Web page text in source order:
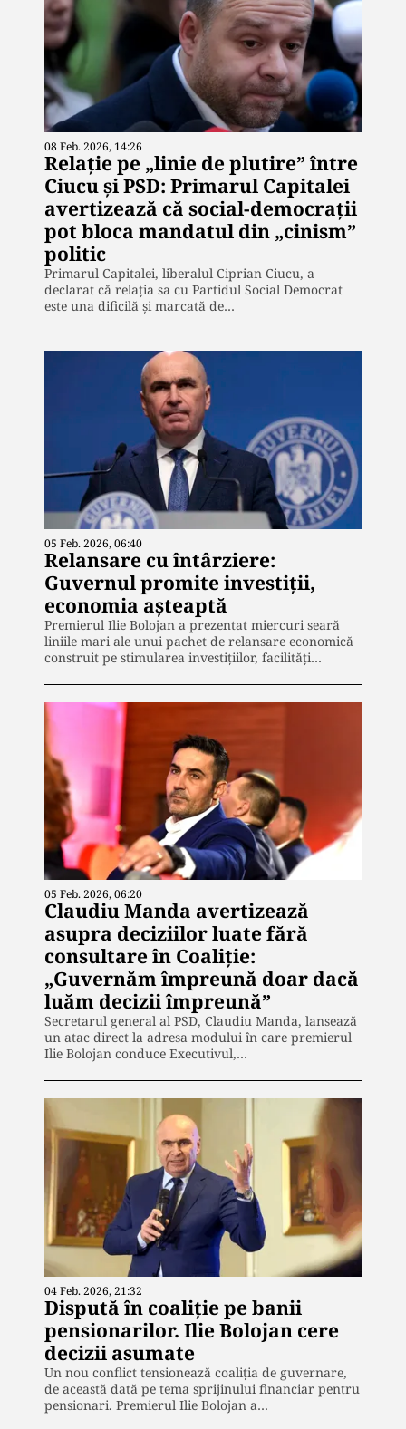
08 Feb. 2026, 14:26
Relație pe „linie de plutire” între
Ciucu și PSD: Primarul Capitalei
avertizează că social-democrații
pot bloca mandatul din „cinism”
politic
Primarul Capitalei, liberalul Ciprian Ciucu, a
declarat că relația sa cu Partidul Social Democrat
este una dificilă și marcată de…
05 Feb. 2026, 06:40
Relansare cu întârziere:
Guvernul promite investiții,
economia așteaptă
Premierul Ilie Bolojan a prezentat miercuri seară
liniile mari ale unui pachet de relansare economică
construit pe stimularea investițiilor, facilități…
05 Feb. 2026, 06:20
Claudiu Manda avertizează
asupra deciziilor luate fără
consultare în Coaliție:
„Guvernăm împreună doar dacă
luăm decizii împreună”
Secretarul general al PSD, Claudiu Manda, lansează
un atac direct la adresa modului în care premierul
Ilie Bolojan conduce Executivul,…
04 Feb. 2026, 21:32
Dispută în coaliție pe banii
pensionarilor. Ilie Bolojan cere
decizii asumate
Un nou conflict tensionează coaliția de guvernare,
de această dată pe tema sprijinului financiar pentru
pensionari. Premierul Ilie Bolojan a…